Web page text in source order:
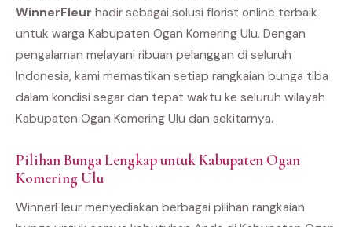
WinnerFleur hadir sebagai solusi florist online terbaik
untuk warga Kabupaten Ogan Komering Ulu. Dengan
pengalaman melayani ribuan pelanggan di seluruh
Indonesia, kami memastikan setiap rangkaian bunga tiba
dalam kondisi segar dan tepat waktu ke seluruh wilayah
Kabupaten Ogan Komering Ulu dan sekitarnya.
Pilihan Bunga Lengkap untuk Kabupaten Ogan
Komering Ulu
WinnerFleur menyediakan berbagai pilihan rangkaian